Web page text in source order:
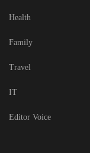
Health
Family
Travel
IT
Editor Voice